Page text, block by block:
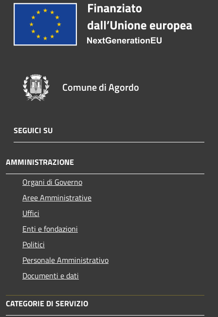
Comune di Agordo
SEGUICI SU
AMMINISTRAZIONE
Organi di Governo
Aree Amministrative
Uffici
Enti e fondazioni
Politici
Personale Amministrativo
Documenti e dati
CATEGORIE DI SERVIZIO